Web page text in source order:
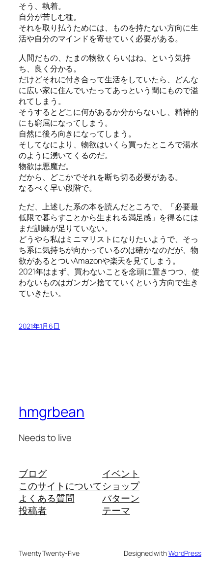
そう、執着。
自分が苦しむ種。
それを取り払うためには、ものを持たない方向に生
活や自分のマインドを寄せていく必要がある。
人間だもの、たまの物欲くらいはね、という気持
ち、良く分かる。
だけどそれに付き合って生活をしていたら、どんな
に広い家に住んでいたってあっという間にもので溢
れてしまう。
そうするとどこに何があるか分からないし、精神的
にも窮屈になってしまう。
自然に後ろ向きになってしまう。
そしてなにより、物欲はいくら買ったところで湯水
のように湧いてくるのだ。
物欲は悪魔だ。
だから、どこかでそれを断ち切る必要がある。
なるべく早い段階で。
ただ、上述した系の本を読んだところで、「必要最
低限で暮らすことから生まれる満足感」を得るには
まだ訓練が足りていない。
どうやら私はミニマリストになりたいようで、そっ
ち系に気持ちが向かっているのは確かなのだが、物
欲があるとついAmazonや楽天を見てしまう。
2021年はまず、買わないことを念頭に置きつつ、使
わないものはガンガン捨てていくという方向で生き
ていきたい。
2021年1月6日
hmgrbean
Needs to live
ブログ
このサイトについて
よくある質問
投稿者
イベント
ショップ
パターン
テーマ
Twenty Twenty-Five Designed withWordPress